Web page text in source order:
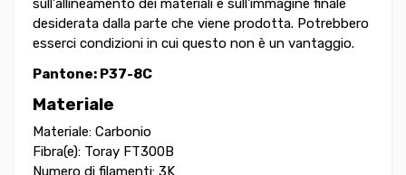
sull'allineamento dei materiali e sull'immagine finale
desiderata dalla parte che viene prodotta. Potrebbero
esserci condizioni in cui questo non è un vantaggio.
Pantone: P37-8C
Materiale
Materiale: Carbonio
Fibra(e): Toray FT300B
Numero di filamenti: 3K